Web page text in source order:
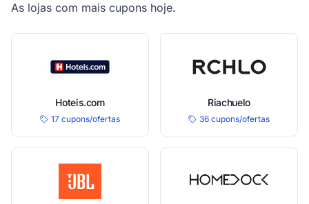
As lojas com mais cupons hoje.
Hoteis.com
17 cupons/ofertas
Riachuelo
36 cupons/ofertas